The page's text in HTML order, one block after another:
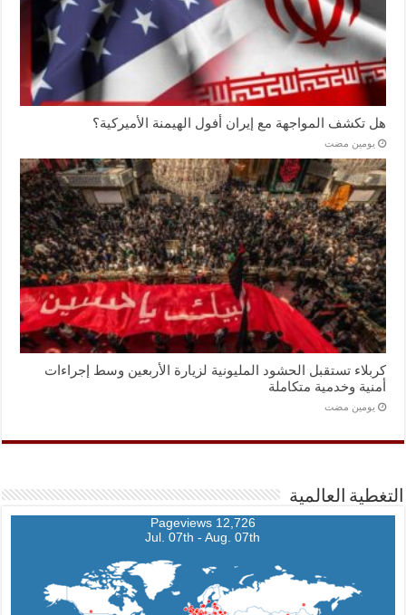
هل تكشف المواجهة مع إيران أفول الهيمنة الأميركية؟
‏يومين مضت
كربلاء تستقبل الحشود المليونية لزيارة الأربعين وسط إجراءات
أمنية وخدمية متكاملة
‏يومين مضت
التغطية العالمية
12,726 Pageviews
Jul. 07th - Aug. 07th